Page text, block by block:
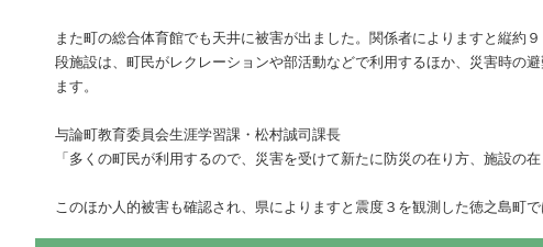
また町の総合体育館でも天井に被害が出ました。関係者によりますと縦約
段施設は、町民がレクレーションや部活動などで利用するほか、災害時の
ます。
与論町教育委員会生涯学習課・松村誠司課長
「多くの町民が利用するので、災害を受けて新たに防災の在り方、施設の
このほか人的被害も確認され、県によりますと震度３を観測した徳之島町